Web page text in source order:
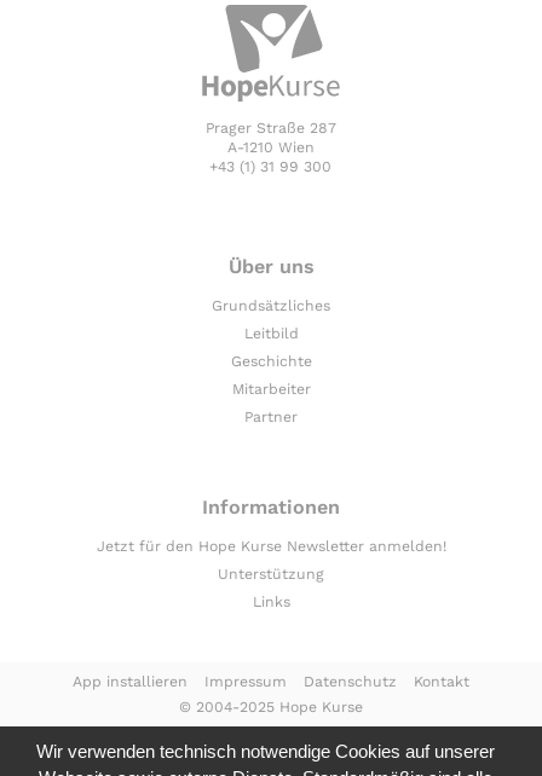
Prager Straße 287
A-1210 Wien
+43 (1) 31 99 300
Über uns
Grundsätzliches
Leitbild
Geschichte
Mitarbeiter
Partner
Informationen
Jetzt für den Hope Kurse Newsletter anmelden!
Unterstützung
Links
© 2004-2025 Hope Kurse
App installieren Impressum Datenschutz Kontakt
Wir verwenden technisch notwendige Cookies auf unserer